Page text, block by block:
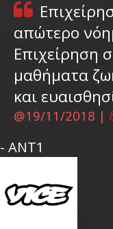
απώτερο
Επιχείρηση
μαθήματα
και
@19/11/2018 |
- ΑΝΤ1